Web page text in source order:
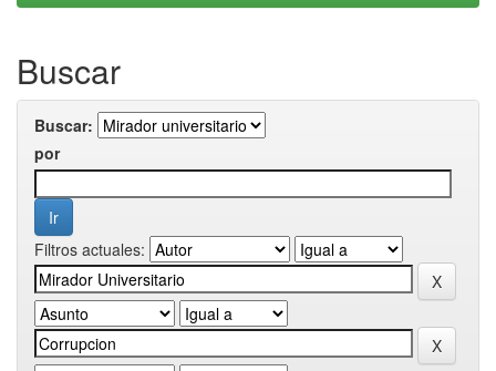
Buscar
Buscar:
por
Filtros actuales: